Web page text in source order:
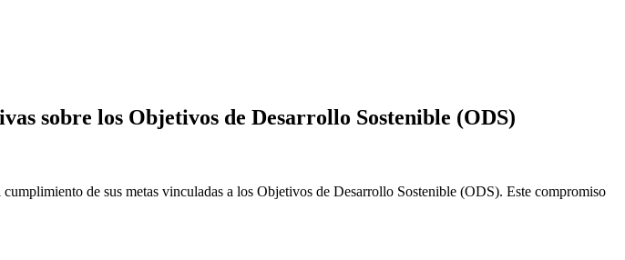
sobre los Objetivos de Desarrollo Sostenible (ODS)
de sus metas vinculadas a los Objetivos de Desarrollo Sostenible (ODS). Este compromiso